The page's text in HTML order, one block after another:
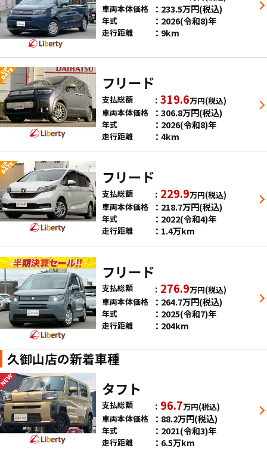
車両本体価格
233.5万円(税込)
年式 2026(令和8)年
走行距離 9km
フリード
支払総額 319.6万円(税込)
車両本体価格
306.8万円(税込)
年式 2026(令和8)年
走行距離 4km
フリード
支払総額 229.9万円(税込)
車両本体価格
218.7万円(税込)
年式 2022(令和4)年
走行距離 1.4万km
フリード
支払総額 276.9万円(税込)
車両本体価格
264.7万円(税込)
年式 2025(令和7)年
走行距離 204km
久御山店の新着車種
タフト
支払総額 96.7万円(税込)
車両本体価格
88.2万円(税込)
年式 2021(令和3)年
走行距離 6.5万km